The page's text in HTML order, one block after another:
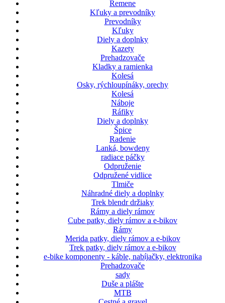
Remene
Kľuky a prevodníky
Prevodníky
Kľuky
Diely a doplnky
Kazety
Prehadzovače
Kladky a ramienka
Kolesá
Osky, rýchloupínáky, orechy
Kolesá
Náboje
Ráfiky
Diely a doplnky
Špice
Radenie
Lanká, bowdeny
radiace páčky
Odpruženie
Odpružené vidlice
Tlmiče
Náhradné diely a doplnky
Trek blendr držiaky
Rámy a diely rámov
Cube patky, diely rámov a e-bikov
Rámy
Merida patky, diely rámov a e-bikov
Trek patky, diely rámov a e-bikov
e-bike komponenty - káble, nabíjačky, elektronika
Prehadzovače
sady
Duše a plášte
MTB